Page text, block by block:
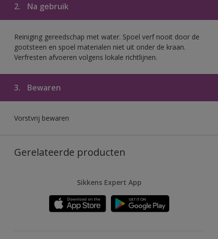
2. Na gebruik
Reiniging gereedschap met water. Spoel verf nooit door de
gootsteen en spoel materialen niet uit onder de kraan.
Verfresten afvoeren volgens lokale richtlijnen.
3. Bewaren
Vorstvrij bewaren
Gerelateerde producten
Sikkens Expert App